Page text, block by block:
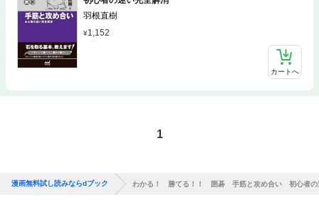
羽根直樹
1,152
カートへ
1
漫画無料試し読みならdブック わかる！ 勝てる！！ 囲碁 手筋と攻め合い 初心者の